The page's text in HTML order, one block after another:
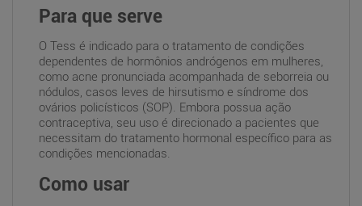
Para que serve
O Tess é indicado para o tratamento de condições
dependentes de hormônios andrógenos em mulheres,
como acne pronunciada acompanhada de seborreia ou
nódulos, casos leves de hirsutismo e síndrome dos
ovários policísticos (SOP). Embora possua ação
contraceptiva, seu uso é direcionado a pacientes que
necessitam do tratamento hormonal específico para as
condições mencionadas.
Como usar